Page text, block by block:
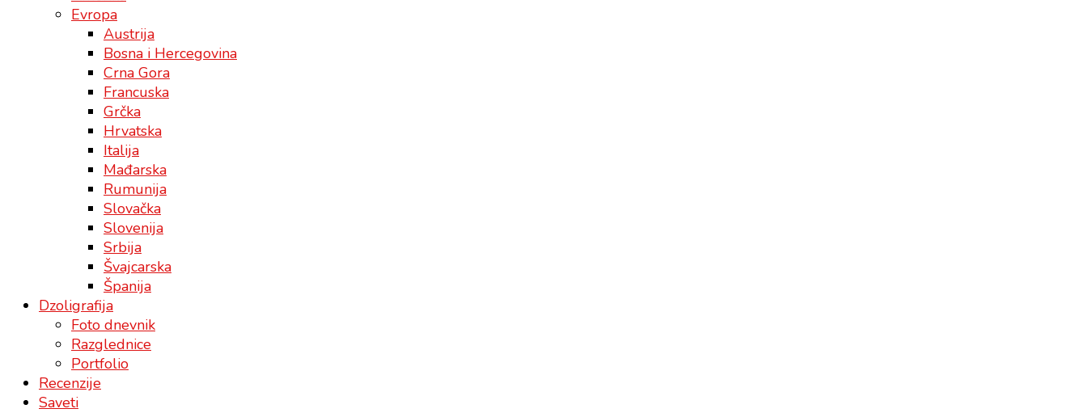
Evropa
Austrija
Bosna i Hercegovina
Crna Gora
Francuska
Grčka
Hrvatska
Italija
Mađarska
Rumunija
Slovačka
Slovenija
Srbija
Švajcarska
Španija
Dzoligrafija
Foto dnevnik
Razglednice
Portfolio
Recenzije
Saveti